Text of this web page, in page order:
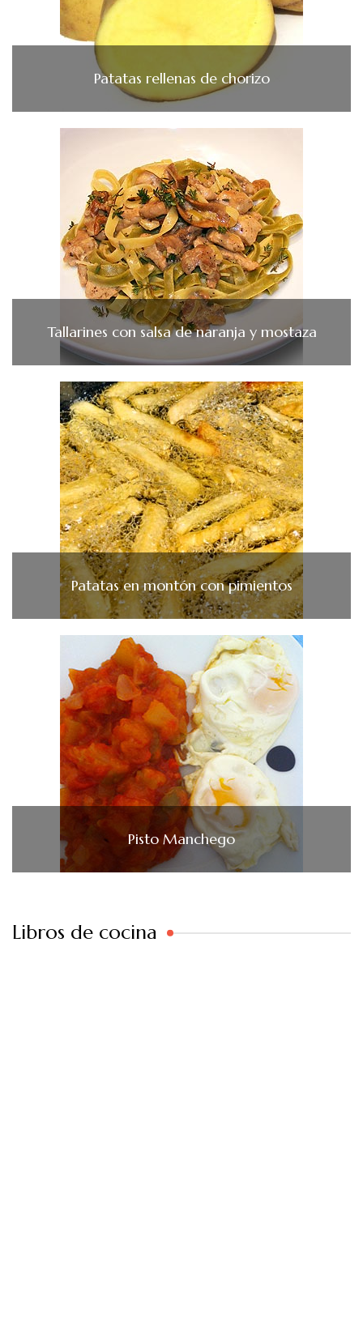
Patatas rellenas de chorizo
Tallarines con salsa de naranja y mostaza
Patatas en montón con pimientos
Pisto Manchego
Libros de cocina